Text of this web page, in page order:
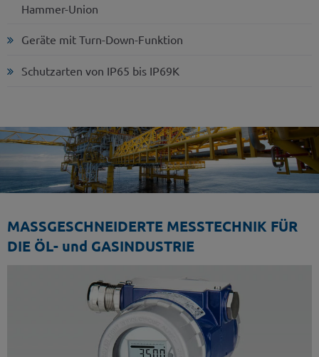
Hammer-Union
Geräte mit Turn-Down-Funktion
Schutzarten von IP65 bis IP69K
MASSGESCHNEIDERTE MESSTECHNIK FÜR
DIE ÖL- und GASINDUSTRIE